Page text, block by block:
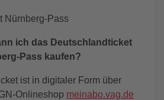
Nürnberg-Pass
ich das Deutschlandticket
Pass kaufen?
ist in digitaler Form über
Onlineshop meinabo.vag.de